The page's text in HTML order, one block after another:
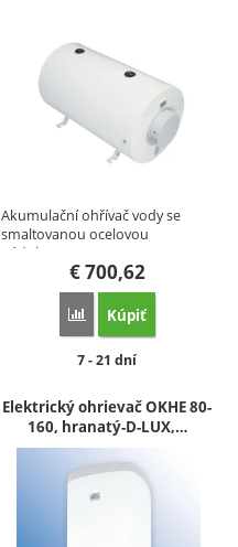
Akumulační ohřívač vody se
smaltovanou ocelovou
nádobou o…
€700,62
Porovnať
Kúpiť
Dostupnosť:
7 - 21 dní
Elektrický ohrievač OKHE 80-
160, hranatý-D-LUX,…